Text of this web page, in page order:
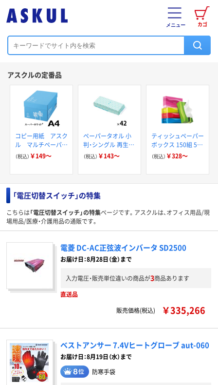
カゴ
メニュー
アスクルの定番品
コピー用紙 アスク
ル マルチペーパー
スーパーホワイト+
（税込） ￥149～
ペーパータオル 小
判・シングル 再生紙
200枚 FSC認証紙
（税込） ￥143～
ティッシュペーパー
ボックス 150組 5箱
入 アスクル スマー
（税込） ￥328～
「電圧切替スイッチ」の特集
こちらは「電圧切替スイッチ」の特集ページです。アスクルは、オフィス用品/現
場用品/医療・介護用品の通販です。
電菱 DC-AC正弦波インバータ SD2500
お届け日：8月28日（金）まで
入力電圧・販売単位違いの商品が3商品あります
直送品
販売価格(税込)
￥335,266
ベストアンサー 7.4Vヒートグローブ aut-060
お届け日：8月19日（水）まで
防寒手袋